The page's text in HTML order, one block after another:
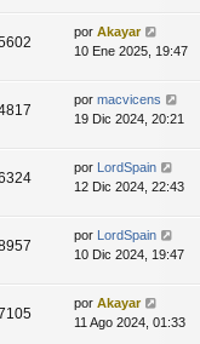
por Akayar
10 Ene 2025, 19:47
por macvicens
19 Dic 2024, 20:21
por LordSpain
12 Dic 2024, 22:43
por LordSpain
10 Dic 2024, 19:47
por Akayar
11 Ago 2024, 01:33